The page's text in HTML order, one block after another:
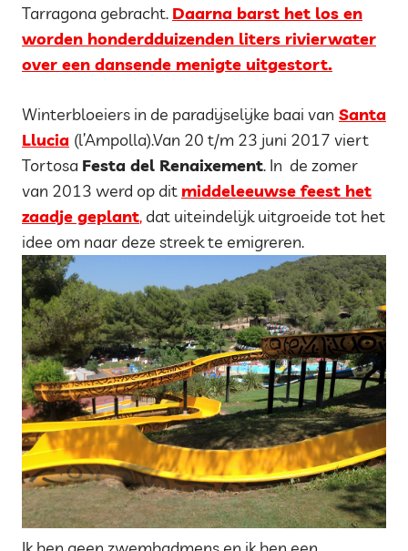
Tarragona gebracht. Daarna barst het los en
worden honderdduizenden liters rivierwater
over een dansende menigte uitgestort.
Winterbloeiers in de paradijselijke baai van Santa
Llucia (l’Ampolla).Van 20 t/m 23 juni 2017 viert
Tortosa Festa del Renaixement. In de zomer
van 2013 werd op dit middeleeuwse feest het
zaadje geplant, dat uiteindelijk uitgroeide tot het
idee om naar deze streek te emigreren.